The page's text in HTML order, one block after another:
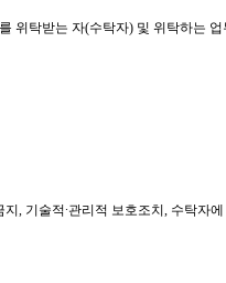
위탁받는 자(수탁자) 및 위탁하는
지 기술적∙관리적 보호조치 수탁자